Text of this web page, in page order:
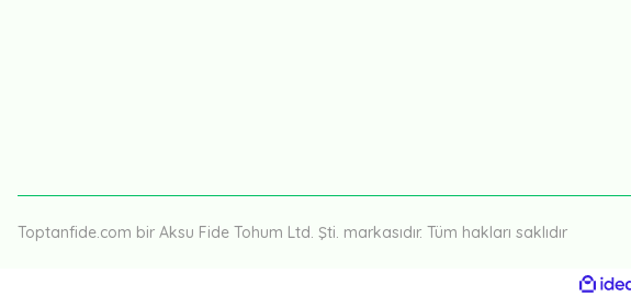
Toptanfide.com bir Aksu Fide Tohum Ltd. Şti. markasıdır. Tüm hakları saklıdır